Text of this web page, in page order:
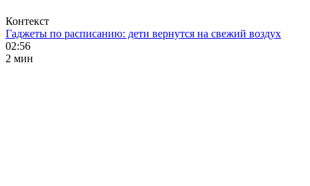
Контекст
Гаджеты по расписанию: дети вернутся на свежий воздух
02:56
2 мин